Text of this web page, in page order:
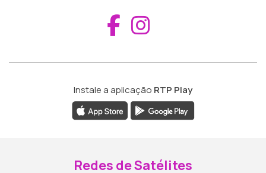
Aceder ao
Instale a aplicação RTP Play
Redes de Satélites